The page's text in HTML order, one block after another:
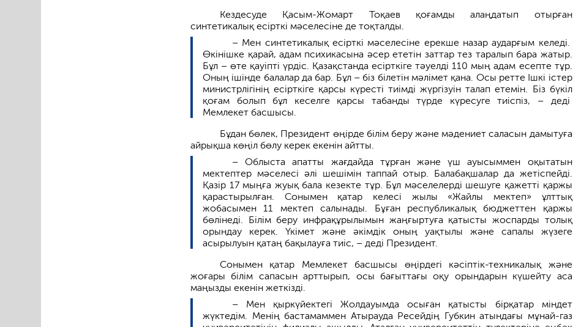
Кездесуде Қасым-Жомарт Тоқаев қоғамды алаңдатып отырған
синтетикалық есірткі мәселесіне де тоқталды.
– Мен синтетикалық есірткі мәселесіне ерекше назар аударғым келеді.
Өкінішке қарай, адам психикасына әсер ететін заттар тез таралып бара жатыр.
Бұл – өте қауіпті үрдіс. Қазақстанда есірткіге тәуелді 110 мың адам есепте тұр.
Оның ішінде балалар да бар. Бұл – біз білетін мәлімет қана. Осы ретте Ішкі істер
министрлігінің есірткіге қарсы күресті тиімді жүргізуін талап етемін. Біз бүкіл
қоғам болып бұл кеселге қарсы табанды түрде күресуге тиіспіз, – деді
Мемлекет басшысы.
Бұдан бөлек, Президент өңірде білім беру және мәдениет саласын дамытуға
айрықша көңіл бөлу керек екенін айтты.
– Облыста апатты жағдайда тұрған және үш ауысыммен оқытатын
мектептер мәселесі әлі шешімін таппай отыр. Балабақшалар да жетіспейді.
Қазір 17 мыңға жуық бала кезекте тұр. Бұл мәселелерді шешуге қажетті қаржы
қарастырылған. Сонымен қатар келесі жылы «Жайлы мектеп» ұлттық
жобасымен 11 мектеп салынады. Бұған республикалық бюджеттен қаржы
бөлінеді. Білім беру инфрақұрылымын жаңғыртуға қатысты жоспарды толық
орындау керек. Үкімет және әкімдік оның уақтылы және сапалы жүзеге
асырылуын қатаң бақылауға тиіс, – деді Президент.
Сонымен қатар Мемлекет басшысы өңірдегі кәсіптік-техникалық және
жоғары білім сапасын арттырып, осы бағыттағы оқу орындарын күшейту аса
маңызды екенін жеткізді.
– Мен қыркүйектегі Жолдауымда осыған қатысты бірқатар міндет
жүктедім. Менің бастамаммен Атырауда Ресейдің Губкин атындағы мұнай-газ